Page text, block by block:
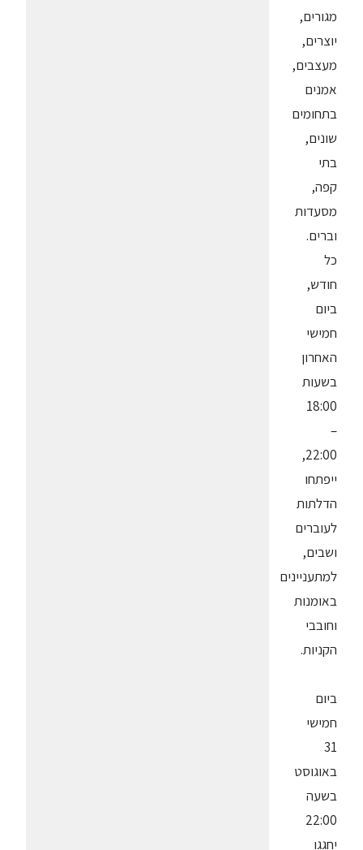
מגורים,
יוצרים,
מעצבים,
אמנים
בתחומים
שונים,
בתי
קפה,
מסעדות
וברים.
כל
חודש,
ביום
חמישי
האחרון
בשעות
18:00
–
22:00,
ייפתחו
הדלתות
לעוברים
ושבים,
למתעניינים
באומנות
וחובבי
הקניות.
ביום
חמישי
31
באוגוסט
בשעה
22:00
יחגגו